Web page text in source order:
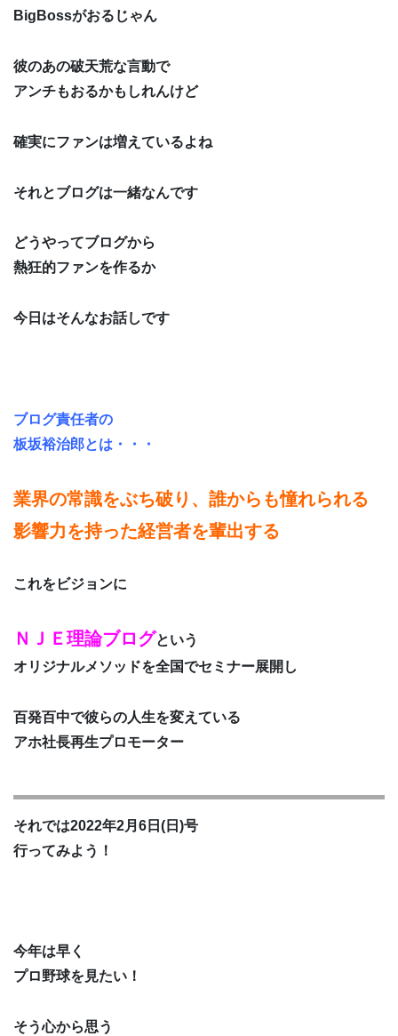
BigBossがおるじゃん
彼のあの破天荒な言動で
アンチもおるかもしれんけど
確実にファンは増えているよね
それとブログは一緒なんです
どうやってブログから
熱狂的ファンを作るか
今日はそんなお話しです
ブログ責任者の
板坂裕治郎とは・・・
業界の常識をぶち破り、誰からも憧れられる
影響力を持った経営者を輩出する
これをビジョンに
ＮＪＥ理論ブログという
オリジナルメソッドを全国でセミナー展開し
百発百中で彼らの人生を変えている
アホ社長再生プロモーター
それでは2022年2月6日(日)号
行ってみよう！
今年は早く
プロ野球を見たい！
そう心から思う